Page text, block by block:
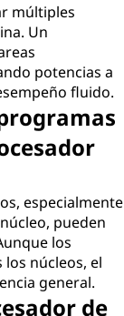
múltiples
Un
potencias a
fluido.
especialmente
pueden
los
núcleos, el
general.
de